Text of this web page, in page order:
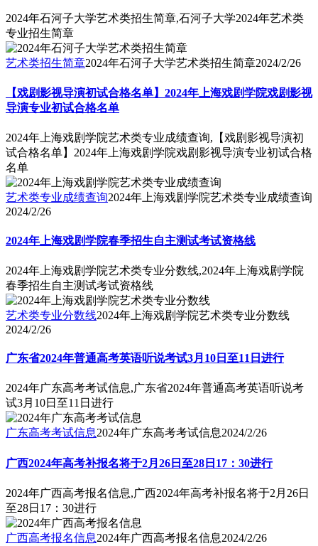
2024年石河子大学艺术类招生简章,石河子大学2024年艺术类
专业招生简章
艺术类招生简章2024年石河子大学艺术类招生简章2024/2/26
【戏剧影视导演初试合格名单】2024年上海戏剧学院戏剧影视
导演专业初试合格名单
2024年上海戏剧学院艺术类专业成绩查询,【戏剧影视导演初
试合格名单】2024年上海戏剧学院戏剧影视导演专业初试合格
名单
艺术类专业成绩查询2024年上海戏剧学院艺术类专业成绩查询
2024/2/26
2024年上海戏剧学院春季招生自主测试考试资格线
2024年上海戏剧学院艺术类专业分数线,2024年上海戏剧学院
春季招生自主测试考试资格线
艺术类专业分数线2024年上海戏剧学院艺术类专业分数线
2024/2/26
广东省2024年普通高考英语听说考试3月10日至11日进行
2024年广东高考考试信息,广东省2024年普通高考英语听说考
试3月10日至11日进行
广东高考考试信息2024年广东高考考试信息2024/2/26
广西2024年高考补报名将于2月26日至28日17：30进行
2024年广西高考报名信息,广西2024年高考补报名将于2月26日
至28日17：30进行
广西高考报名信息2024年广西高考报名信息2024/2/26